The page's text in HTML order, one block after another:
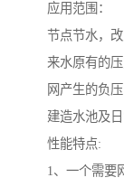
应用范围：
节点节水，
来水原有的
网产生的负
建造水池及日
性能特点:
1、一个需要